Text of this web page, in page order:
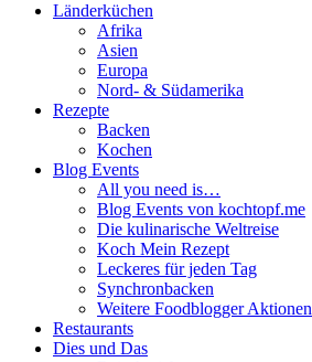
Länderküchen
Afrika
Asien
Europa
Nord- & Südamerika
Rezepte
Backen
Kochen
Blog Events
All you need is…
Blog Events von kochtopf.me
Die kulinarische Weltreise
Koch Mein Rezept
Leckeres für jeden Tag
Synchronbacken
Weitere Foodblogger Aktionen
Restaurants
Dies und Das